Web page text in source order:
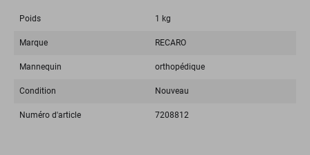
Poids 1 kg
Marque RECARO
Mannequin orthopédique
Condition Nouveau
Numéro d'article 7208812